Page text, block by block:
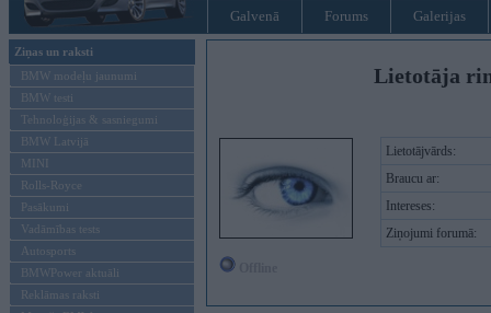
Galvenā Forums Galerijas
Ziņas un raksti
BMW modeļu jaunumi
BMW testi
Tehnoloģijas & sasniegumi
BMW Latvijā
MINI
Rolls-Royce
Pasākumi
Vadāmības tests
Autosports
BMWPower aktuāli
Reklāmas raksti
Lietotāja
Lietotājvārds:
Braucu ar:
Intereses:
Ziņojumi forumā: